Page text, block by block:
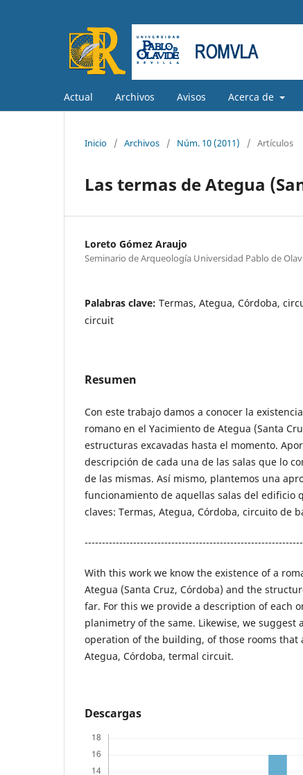
Actual Archivos Avisos Acerca de
Inicio / Archivos / Núm. 10 (2011) / Artículos
Las termas de Ategua
Loreto Gómez Araujo
Seminario de Arqueología Universidad Pablo de
Palabras clave: Termas, Ategua, Córdoba,
circuit
Resumen
Con este trabajo damos a conocer la
romano en el Yacimiento de Ategua (Santa
estructuras excavadas hasta el momento.
descripción de cada una de las salas que lo
de las mismas. Así mismo, plantemos una
funcionamiento de aquellas salas del edificio
claves: Termas, Ategua, Córdoba, circuito de
With this work we know the existence of a
Ategua (Santa Cruz, Córdoba) and the
far. For this we provide a description of each
planimetry of the same. Likewise, we suggest
operation of the building, of those rooms that
Ategua, Córdoba, termal circuit.
Descargas